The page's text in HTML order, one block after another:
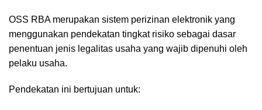
OSS RBA merupakan sistem perizinan elektronik yang
menggunakan pendekatan tingkat risiko sebagai dasar
penentuan jenis legalitas usaha yang wajib dipenuhi oleh
pelaku usaha.
Pendekatan ini bertujuan untuk: